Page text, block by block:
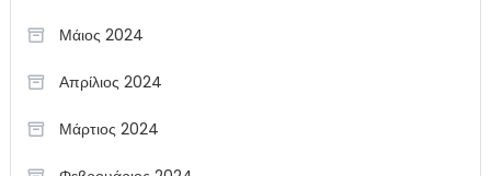
Μάιος 2024
Απρίλιος 2024
Μάρτιος 2024